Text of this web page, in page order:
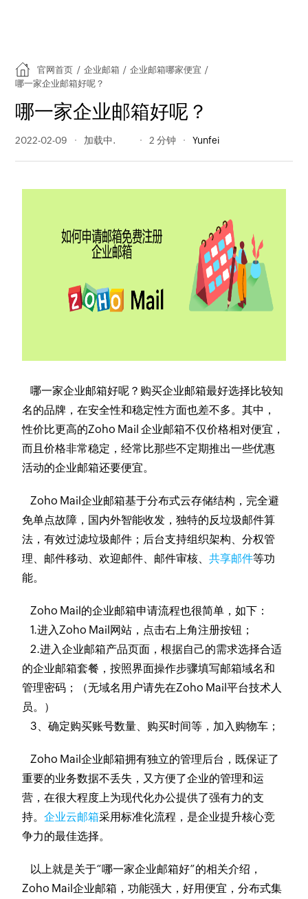
官网首页 / 企业邮箱 / 企业邮箱哪家便宜 /
哪一家企业邮箱好呢？
哪一家企业邮箱好呢？
2022-02-09 639 阅读量 2 分钟 Yunfei
哪一家企业邮箱好呢？购买企业邮箱最好选择比较知
名的品牌，在安全性和稳定性方面也差不多。其中，
性价比更高的Zoho Mail 企业邮箱不仅价格相对便宜，
而且价格非常稳定，经常比那些不定期推出一些优惠
活动的企业邮箱还要便宜。
Zoho Mail企业邮箱基于分布式云存储结构，完全避
免单点故障，国内外智能收发，独特的反垃圾邮件算
法，有效过滤垃圾邮件；后台支持组织架构、分权管
理、邮件移动、欢迎邮件、邮件审核、共享邮件等功
能。
Zoho Mail的企业邮箱申请流程也很简单，如下：
1.进入Zoho Mail网站，点击右上角注册按钮；
2.进入企业邮箱产品页面，根据自己的需求选择合适
的企业邮箱套餐，按照界面操作步骤填写邮箱域名和
管理密码；（无域名用户请先在Zoho Mail平台技术人
员。）
3、确定购买账号数量、购买时间等，加入购物车；
Zoho Mail企业邮箱拥有独立的管理后台，既保证了
重要的业务数据不丢失，又方便了企业的管理和运
营，在很大程度上为现代化办公提供了强有力的支
持。企业云邮箱采用标准化流程，是企业提升核心竞
争力的最佳选择。
以上就是关于“哪一家企业邮箱好”的相关介绍，
Zoho Mail企业邮箱，功能强大，好用便宜，分布式集